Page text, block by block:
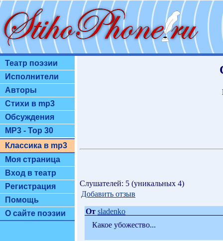
Театр поэзии
Исполнители
Авторы
Стихи в mp3
Обсуждения
MP3 - Top 30
Классика в mp3
Моя страница
Вход в театр
Регистрация
Помощь
О сайте поэзии
Слушателей: 5 (уникальных 4)
Добавить отзыв
От sladenko
Какое убожество...